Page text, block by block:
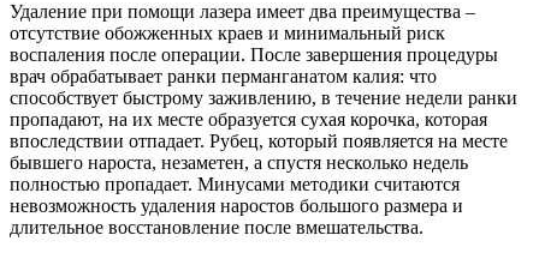
Удаление при помощи лазера имеет два преимущества –
отсутствие обожженных краев и минимальный риск
воспаления после операции. После завершения процедуры
врач обрабатывает ранки перманганатом калия: что
способствует быстрому заживлению, в течение недели ранки
пропадают, на их месте образуется сухая корочка, которая
впоследствии отпадает. Рубец, который появляется на месте
бывшего нароста, незаметен, а спустя несколько недель
полностью пропадает. Минусами методики считаются
невозможность удаления наростов большого размера и
длительное восстановление после вмешательства.